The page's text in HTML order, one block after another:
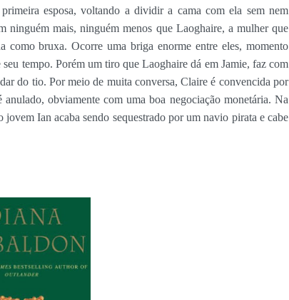
esposa, voltando a dividir a cama com ela sem nem
ninguém mais, ninguém menos que Laoghaire, a mulher que
como bruxa. Ocorre uma briga enorme entre eles, momento
tempo. Porém um tiro que Laoghaire dá em Jamie, faz com
do tio. Por meio de muita conversa, Claire é convencida por
obviamente com uma boa negociação monetária. Na
jovem Ian acaba sendo sequestrado por um navio pirata e cabe